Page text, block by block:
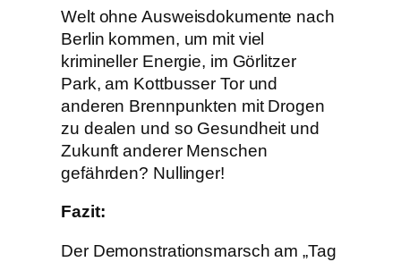
Welt ohne Ausweisdokumente nach
Berlin kommen, um mit viel
krimineller Energie, im Görlitzer
Park, am Kottbusser Tor und
anderen Brennpunkten mit Drogen
zu dealen und so Gesundheit und
Zukunft anderer Menschen
gefährden? Nullinger!
Fazit:
Der Demonstrationsmarsch am „Tag